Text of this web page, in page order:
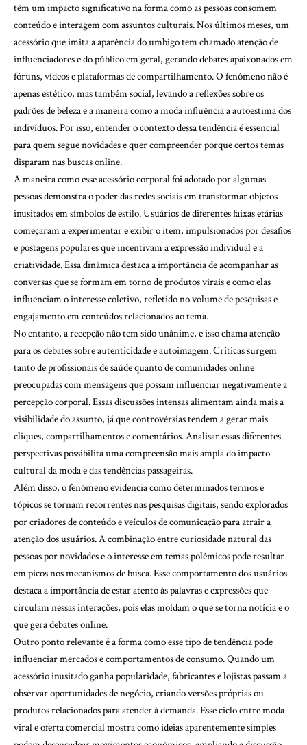
têm um impacto significativo na forma como as pessoas consomem
conteúdo e interagem com assuntos culturais. Nos últimos meses, um
acessório que imita a aparência do umbigo tem chamado atenção de
influenciadores e do público em geral, gerando debates apaixonados em
fóruns, vídeos e plataformas de compartilhamento. O fenômeno não é
apenas estético, mas também social, levando a reflexões sobre os
padrões de beleza e a maneira como a moda influência a autoestima dos
indivíduos. Por isso, entender o contexto dessa tendência é essencial
para quem segue novidades e quer compreender porque certos temas
disparam nas buscas online.
A maneira como esse acessório corporal foi adotado por algumas
pessoas demonstra o poder das redes sociais em transformar objetos
inusitados em símbolos de estilo. Usuários de diferentes faixas etárias
começaram a experimentar e exibir o item, impulsionados por desafios
e postagens populares que incentivam a expressão individual e a
criatividade. Essa dinâmica destaca a importância de acompanhar as
conversas que se formam em torno de produtos virais e como elas
influenciam o interesse coletivo, refletido no volume de pesquisas e
engajamento em conteúdos relacionados ao tema.
No entanto, a recepção não tem sido unânime, e isso chama atenção
para os debates sobre autenticidade e autoimagem. Críticas surgem
tanto de profissionais de saúde quanto de comunidades online
preocupadas com mensagens que possam influenciar negativamente a
percepção corporal. Essas discussões intensas alimentam ainda mais a
visibilidade do assunto, já que controvérsias tendem a gerar mais
cliques, compartilhamentos e comentários. Analisar essas diferentes
perspectivas possibilita uma compreensão mais ampla do impacto
cultural da moda e das tendências passageiras.
Além disso, o fenômeno evidencia como determinados termos e
tópicos se tornam recorrentes nas pesquisas digitais, sendo explorados
por criadores de conteúdo e veículos de comunicação para atrair a
atenção dos usuários. A combinação entre curiosidade natural das
pessoas por novidades e o interesse em temas polêmicos pode resultar
em picos nos mecanismos de busca. Esse comportamento dos usuários
destaca a importância de estar atento às palavras e expressões que
circulam nessas interações, pois elas moldam o que se torna notícia e o
que gera debates online.
Outro ponto relevante é a forma como esse tipo de tendência pode
influenciar mercados e comportamentos de consumo. Quando um
acessório inusitado ganha popularidade, fabricantes e lojistas passam a
observar oportunidades de negócio, criando versões próprias ou
produtos relacionados para atender à demanda. Esse ciclo entre moda
viral e oferta comercial mostra como ideias aparentemente simples